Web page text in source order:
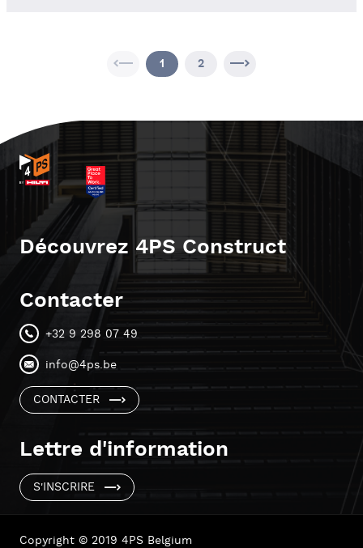
1 2
Découvrez 4PS Construct
Contacter
+32 9 298 07 49
info@4ps.be
CONTACTER
Lettre d'information
S'INSCRIRE
Copyright © 2019 4PS Belgium